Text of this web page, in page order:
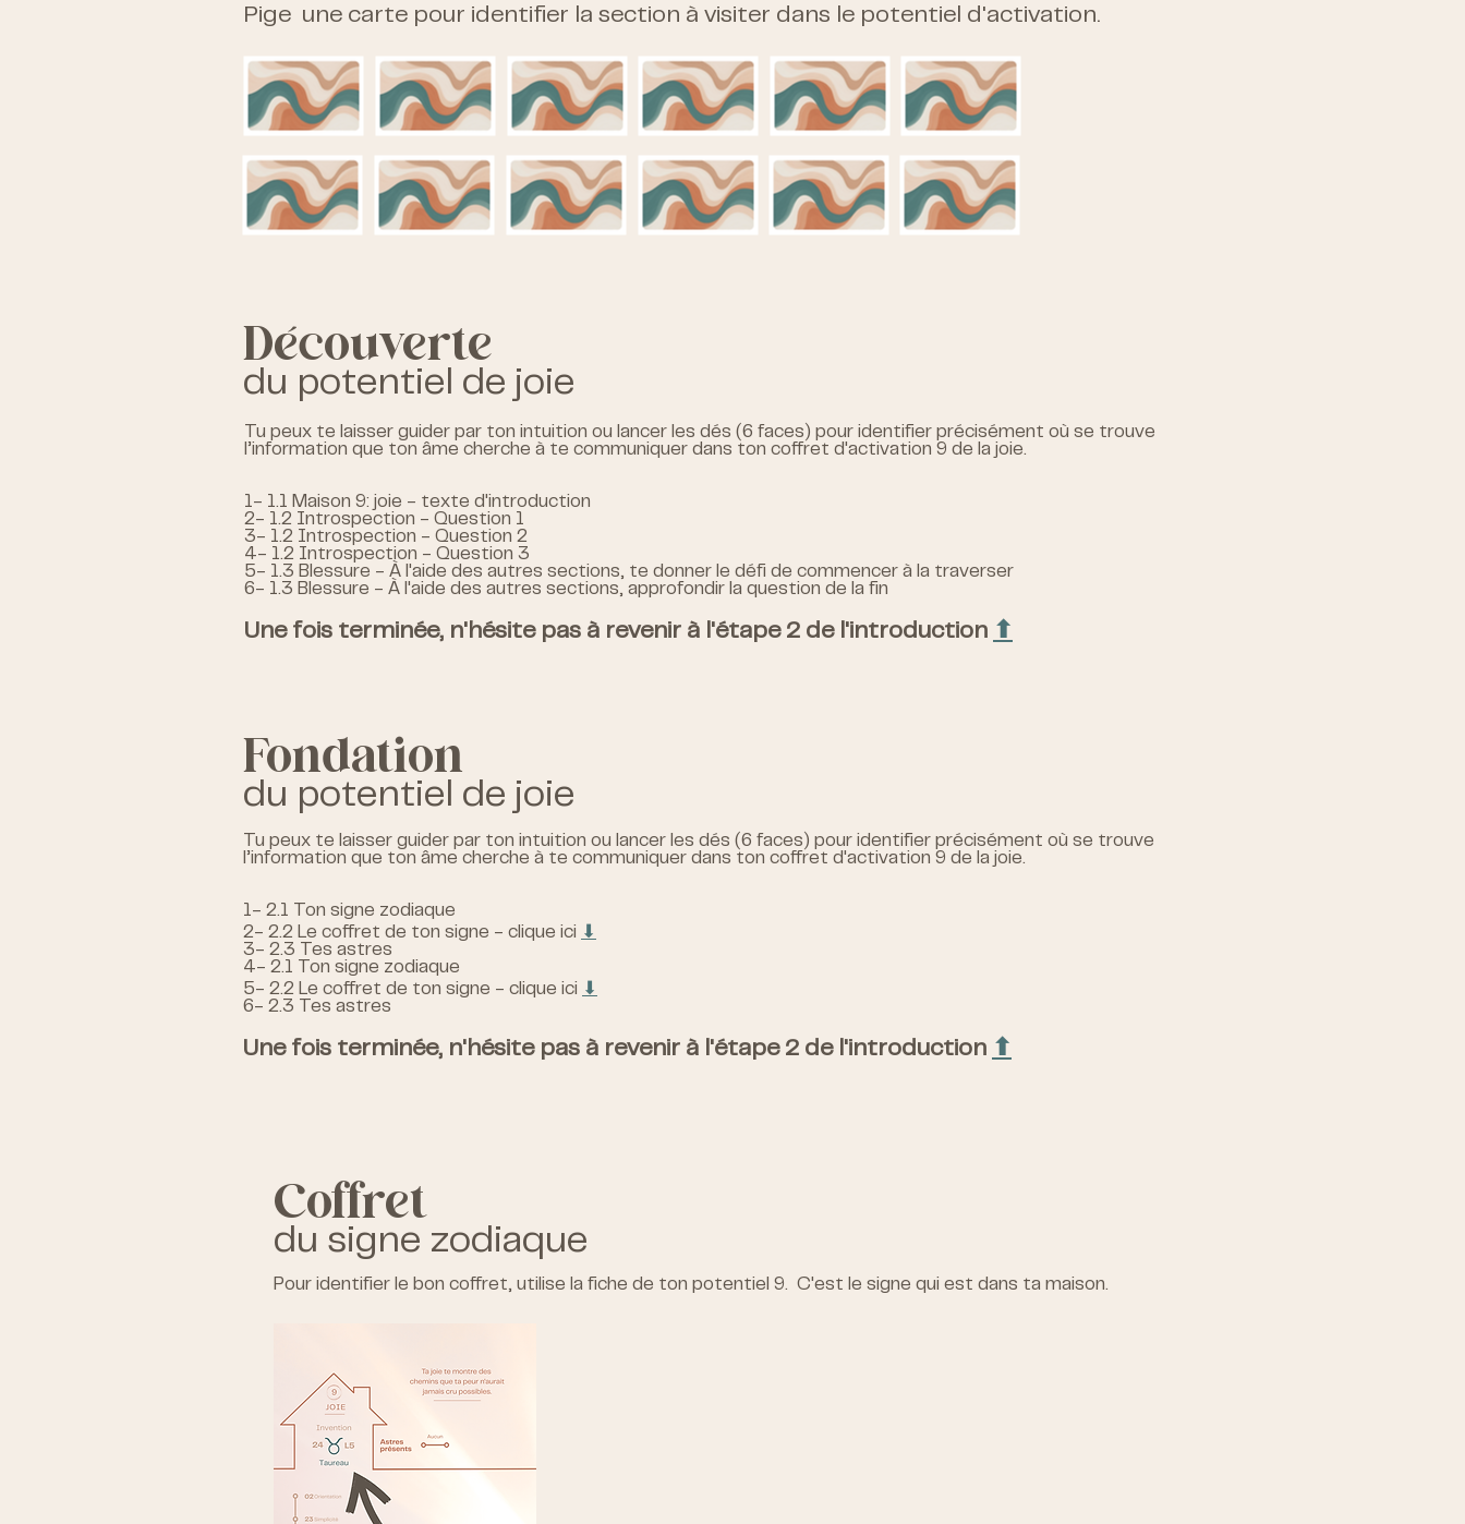
Pige une carte pour identifier la section à visiter dans le potentiel d'activation.
Découverte
du potentiel de joie
Tu peux te laisser guider par ton intuition ou lancer les dés (6 faces) pour identifier précisément où se trouve
l’information que ton âme cherche à te communiquer dans ton coffret d'activation 9 de la joie.
1- 1.1 Maison 9: joie - texte d'introduction
2- 1.2 Introspection - Question 1
3- 1.2 Introspection - Question 2
4- 1.2 Introspection - Question 3
5- 1.3 Blessure - À l'aide des autres sections, te donner le défi de commencer à la traverser
6- 1.3 Blessure - À l'aide des autres sections, approfondir la question de la fin
Une fois terminée, n'hésite pas à revenir à l'étape 2 de l'introduction ⬆︎
Fondation
du potentiel de joie
Tu peux te laisser guider par ton intuition ou lancer les dés (6 faces) pour identifier précisément où se trouve
l’information que ton âme cherche à te communiquer dans ton coffret d'activation 9 de la joie.
1- 2.1 Ton signe zodiaque
2- 2.2 Le coffret de ton signe - clique ici ⬇︎
3- 2.3 Tes astres
4- 2.1 Ton signe zodiaque
5- 2.2 Le coffret de ton signe - clique ici ⬇︎
6- 2.3 Tes astres
Une fois terminée, n'hésite pas à revenir à l'étape 2 de l'introduction ⬆︎
Coffret
du signe zodiaque
Pour identifier le bon coffret, utilise la fiche de ton potentiel 9. C'est le signe qui est dans ta maison.